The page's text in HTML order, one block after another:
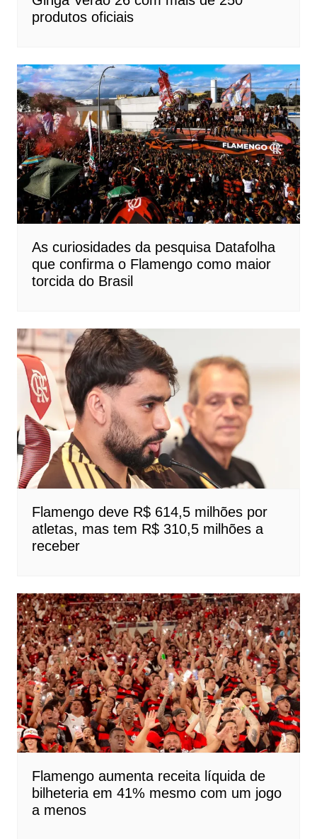
produtos oficiais
As curiosidades da pesquisa Datafolha
que confirma o Flamengo como maior
torcida do Brasil
Flamengo deve R$ 614,5 milhões por
atletas, mas tem R$ 310,5 milhões a
receber
Flamengo aumenta receita líquida de
bilheteria em 41% mesmo com um jogo
a menos